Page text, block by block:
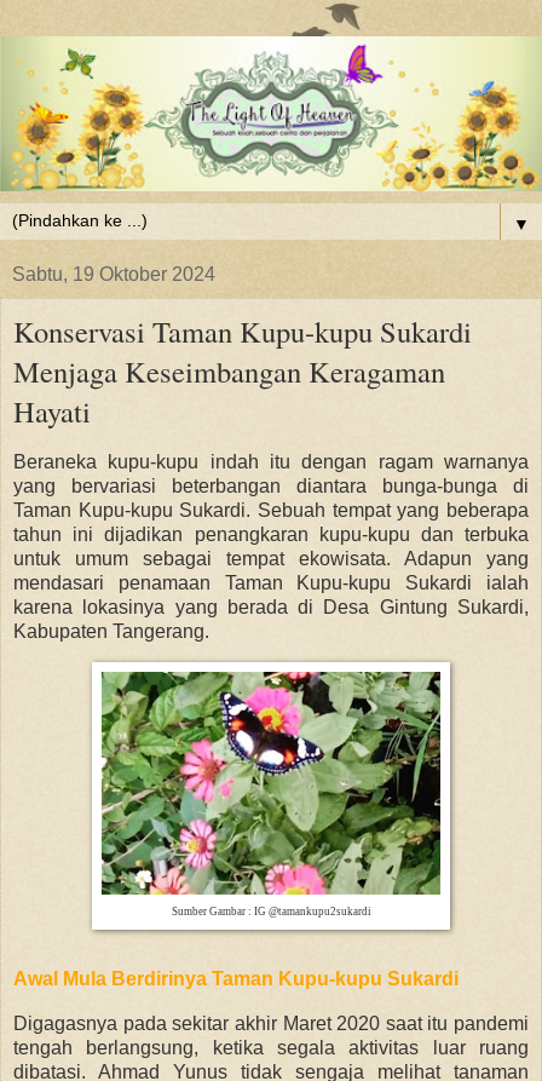
▼
Sabtu, 19 Oktober 2024
Konservasi Taman Kupu-kupu Sukardi
Menjaga Keseimbangan Keragaman
Hayati
Beraneka kupu-kupu indah itu dengan ragam warnanya
yang bervariasi beterbangan diantara bunga-bunga di
Taman Kupu-kupu Sukardi. Sebuah tempat yang beberapa
tahun ini dijadikan penangkaran kupu-kupu dan terbuka
untuk umum sebagai tempat ekowisata. Adapun yang
mendasari penamaan Taman Kupu-kupu Sukardi ialah
karena lokasinya yang berada di Desa Gintung Sukardi,
Kabupaten Tangerang.
Sumber Gambar : IG @tamankupu2sukardi
Awal Mula Berdirinya Taman Kupu-kupu Sukardi
Digagasnya pada sekitar akhir Maret 2020 saat itu pandemi
tengah berlangsung, ketika segala aktivitas luar ruang
dibatasi. Ahmad Yunus tidak sengaja melihat tanaman